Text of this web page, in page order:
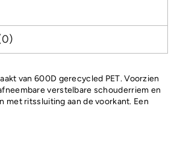
cm
van 600D gerecycled PET. Voorzien
verstelbare schouderriem en
met ritssluiting aan de voorkant. Een